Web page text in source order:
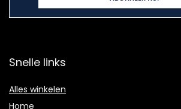
Snelle links
Alles winkelen
Home